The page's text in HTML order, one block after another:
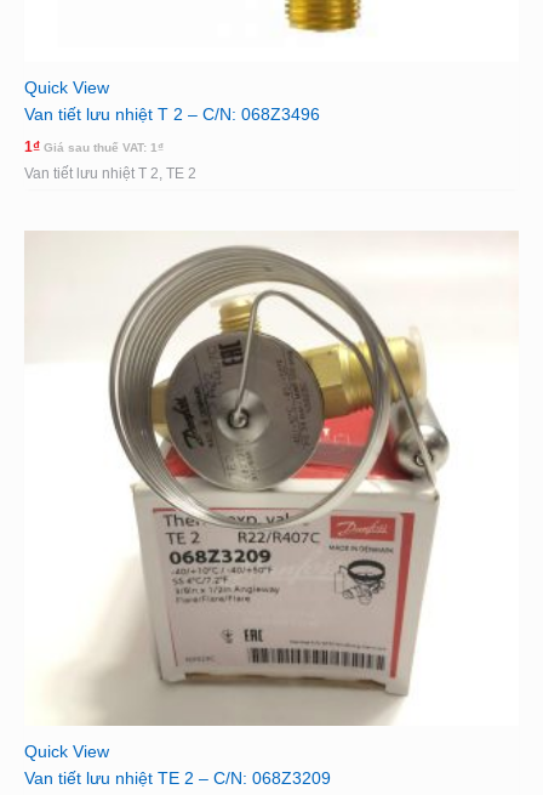
Quick View
Van tiết lưu nhiệt T 2 – C/N: 068Z3496
1₫ Giá sau thuế VAT: 1₫
Van tiết lưu nhiệt T 2, TE 2
Quick View
Van tiết lưu nhiệt TE 2 – C/N: 068Z3209